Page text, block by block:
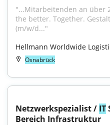
"...Mitarbeitenden an über
the better. Together.
(m/w/d..."
Hellmann Worldwide
Osnabrück
Netzwerkspezialist / IT
Bereich Infrastruktur